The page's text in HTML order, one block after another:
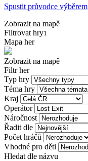
Spustit průvodce výběrem
Zobrazit na mapě
Filtrovat hry1
Mapa her
Zobrazit na mapě
Filtr her
Typ hry
Téma hry
Kraj
Operátor
Náročnost
Řadit dle
Počet hráčů
Vhodné pro děti
Hledat dle názvu